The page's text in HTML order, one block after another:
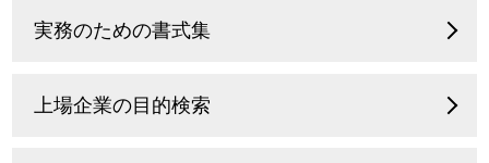
実務のための書式集
上場企業の目的検索